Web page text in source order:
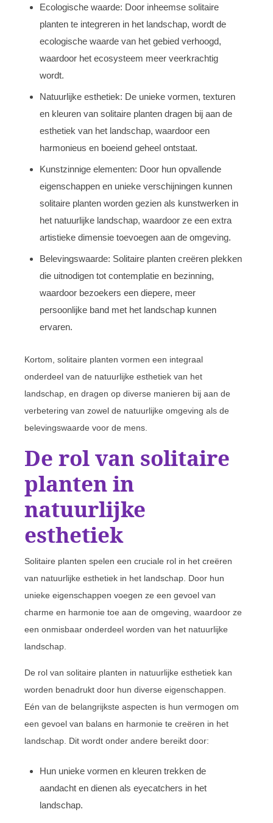
Ecologische waarde: Door inheemse solitaire
planten te integreren in het landschap, wordt de
ecologische waarde van het gebied verhoogd,
waardoor het ecosysteem meer veerkrachtig
wordt.
Natuurlijke esthetiek: De unieke vormen, texturen
en kleuren van solitaire planten dragen bij aan de
esthetiek van het landschap, waardoor een
harmonieus en boeiend geheel ontstaat.
Kunstzinnige elementen: Door hun opvallende
eigenschappen en unieke verschijningen kunnen
solitaire planten worden gezien als kunstwerken in
het natuurlijke landschap, waardoor ze een extra
artistieke dimensie toevoegen aan de omgeving.
Belevingswaarde: Solitaire planten creëren plekken
die uitnodigen tot contemplatie en bezinning,
waardoor bezoekers een diepere, meer
persoonlijke band met het landschap kunnen
ervaren.
Kortom, solitaire planten vormen een integraal
onderdeel van de natuurlijke esthetiek van het
landschap, en dragen op diverse manieren bij aan de
verbetering van zowel de natuurlijke omgeving als de
belevingswaarde voor de mens.
De rol van solitaire
planten in
natuurlijke
esthetiek
Solitaire planten spelen een cruciale rol in het creëren
van natuurlijke esthetiek in het landschap. Door hun
unieke eigenschappen voegen ze een gevoel van
charme en harmonie toe aan de omgeving, waardoor ze
een onmisbaar onderdeel worden van het natuurlijke
landschap.
De rol van solitaire planten in natuurlijke esthetiek kan
worden benadrukt door hun diverse eigenschappen.
Eén van de belangrijkste aspecten is hun vermogen om
een gevoel van balans en harmonie te creëren in het
landschap. Dit wordt onder andere bereikt door:
Hun unieke vormen en kleuren trekken de
aandacht en dienen als eyecatchers in het
landschap.